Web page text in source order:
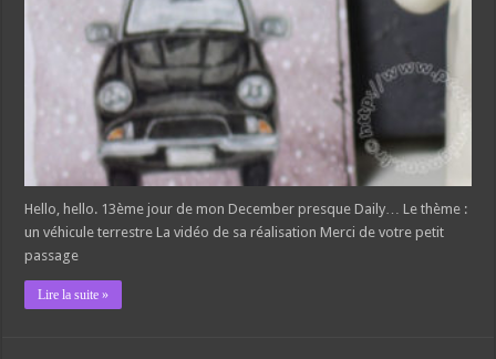
Hello, hello. 13ème jour de mon December presque Daily… Le thème :
un véhicule terrestre La vidéo de sa réalisation Merci de votre petit
passage
Lire la suite »